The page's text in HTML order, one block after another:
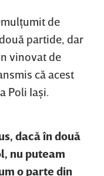
de
partide, dar
vinovat de
că acest
Poli Iaşi.
dacă în două
nu puteam
o parte din